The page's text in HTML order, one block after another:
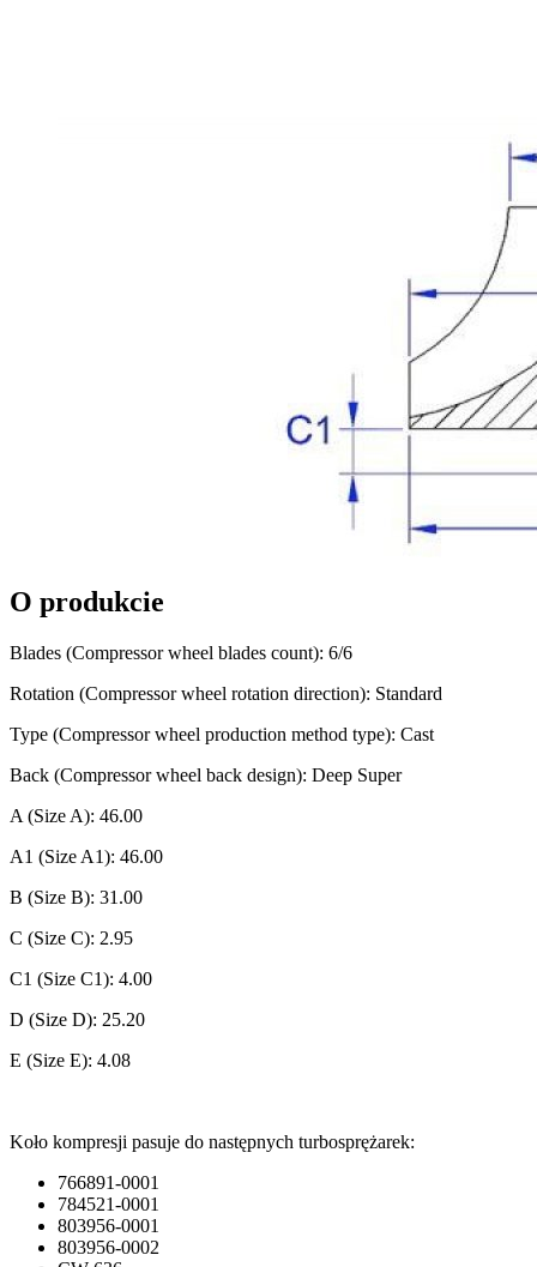
O produkcie
Blades (Compressor wheel blades count): 6/6
Rotation (Compressor wheel rotation direction): Standard
Type (Compressor wheel production method type): Cast
Back (Compressor wheel back design): Deep Super
A (Size A): 46.00
A1 (Size A1): 46.00
B (Size B): 31.00
C (Size C): 2.95
C1 (Size C1): 4.00
D (Size D): 25.20
E (Size E): 4.08
Koło kompresji pasuje do następnych turbosprężarek:
766891-0001
784521-0001
803956-0001
803956-0002